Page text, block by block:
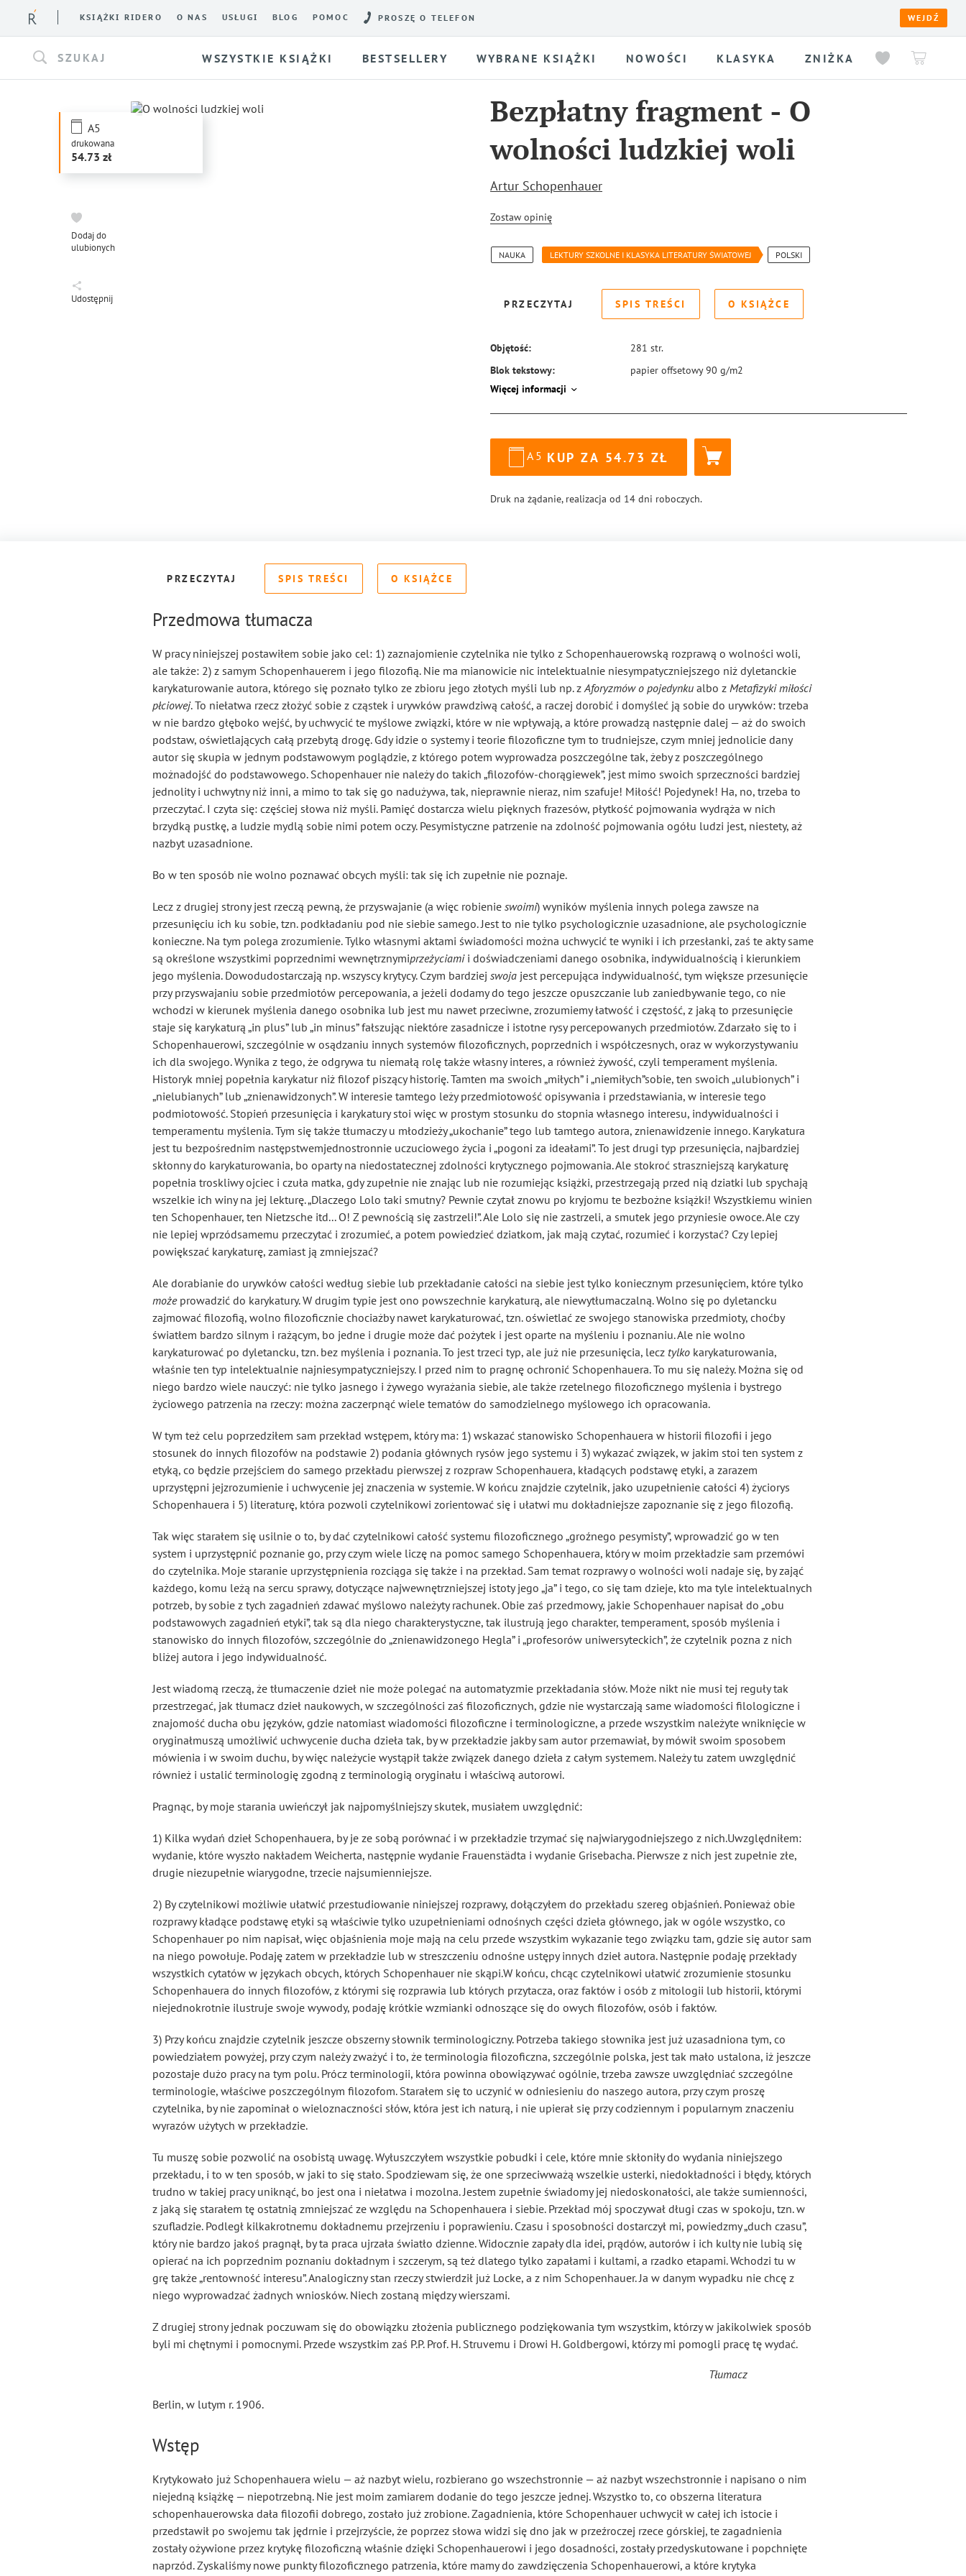
KSIĄŻKI RIDERO O NAS USŁUGI BLOG POMOC PROSZĘ O TELEFON WEJDŹ
SZUKAJ WSZYSTKIE KSIĄŻKI BESTSELLERY WYBRANE KSIĄŻKI NOWOŚCI KLASYKA ZNIŻKA
drukowana
A5
54.73
Dodaj do
ulubionych
Udostępnij
Bezpłatny fragment - O
wolności ludzkiej woli
Artur Schopenhauer
Zostaw opinię
NAUKA LEKTURY SZKOLNE I KLASYKA LITERATURY ŚWIATOWEJ POLSKI
PRZECZYTAJ SPIS TREŚCI O KSIĄŻCE
Objętość: 281 str.
Blok tekstowy:
papier offsetowy 90 g/m2
Format:
Okładka:
miękka
Rodzaj oprawy:
blok klejony
978-83-288-0865-2
Więcej informacji
A5 KUP ZA 54.73
Druk na żądanie, realizacja od 14 dni roboczych.
PRZECZYTAJ SPIS TREŚCI O KSIĄŻCE
Przedmowa tłumacza
W pracy niniejszej postawiłem sobie jako cel: 1) zaznajomienie czytelnika nie tylko z Schopenhauerowską rozprawą o wolności woli,
ale także: 2) z samym Schopenhauerem i jego filozofią. Nie ma mianowicie nic intelektualnie niesympatyczniejszego niż dyletanckie
karykaturowanie autora, którego się poznało tylko ze zbioru jego złotych myśli lub np. zAforyzmów o pojedynku albo z Metafizyki miłości
płciowej. To niełatwa rzecz złożyć sobie z cząstek i urywków prawdziwą całość, a raczej dorobić i domyśleć ją sobie do urywków: trzeba
w nie bardzo głęboko wejść, by uchwycić te myślowe związki, które w nie wpływają, a które prowadzą następnie dalej — aż do swoich
podstaw, oświetlających całą przebytą drogę. Gdy idzie o systemy i teorie filozoficzne tym to trudniejsze, czym mniej jednolicie dany
autor się skupia w jednym podstawowym poglądzie, z którego potem wyprowadza poszczególne tak, żeby z poszczególnego
możnadojść do podstawowego. Schopenhauer nie należy do takich „filozofów-chorągiewek”, jest mimo swoich sprzeczności bardziej
jednolity i uchwytnyniż inni, a mimo to tak się go nadużywa, tak, nieprawnie nieraz, nim szafuje! Miłość! Pojedynek! Ha, no, trzeba to
przeczytać. I czyta się: częściej słowa niż myśli. Pamięć dostarcza wielu pięknych frazesów, płytkość pojmowania wydrąża w nich
brzydką pustkę, a ludzie mydlą sobie nimi potem oczy. Pesymistyczne patrzenie na zdolność pojmowania ogółu ludzi jest, niestety, aż
nazbyt uzasadnione.
Bo w ten sposób nie wolno poznawać obcych myśli: tak się ich zupełnie nie poznaje.
Lecz z drugiej strony jest rzeczą pewną, że przyswajanie (a więc robienie swoimi) wyników myślenia innych polega zawsze na
przesunięciu ich ku sobie, tzn. podkładaniu pod nie siebie samego. Jest to nie tylko psychologicznie uzasadnione, ale psychologicznie
konieczne. Na tym polega zrozumienie. Tylko własnymi aktami świadomości można uchwycić te wyniki i ich przesłanki, zaś te akty same
są określone wszystkimi poprzednimi wewnętrznymiprzeżyciamii doświadczeniami danego osobnika, indywidualnością i kierunkiem
jego myślenia. Dowodudostarczają np. wszyscy krytycy. Czym bardziej swoja jest percepująca indywidualność, tym większe przesunięcie
przy przyswajaniu sobie przedmiotów percepowania, a jeżeli dodamy do tego jeszcze opuszczanie lub zaniedbywanie tego, co nie
wchodzi w kierunek myślenia danego osobnika lub jest mu nawet przeciwne, zrozumiemy łatwość i częstość, z jaką to przesunięcie
staje się karykaturą „in plus” lub „in minus” fałszując niektóre zasadnicze i istotne rysy percepowanych przedmiotów. Zdarzało się to i
Schopenhauerowi, szczególnie w osądzaniu innych systemów filozoficznych, poprzednich i współczesnych, oraz w wykorzystywaniu
ich dla swojego. Wynika z tego, że odgrywa tu niemałą rolę także własny interes, a również żywość, czyli temperament myślenia.
Historyk mniej popełnia karykatur niż filozof piszący historię. Tamten ma swoich „miłych” i „niemiłych”sobie, ten swoich „ulubionych” i
„nielubianych” lub „znienawidzonych”. W interesie tamtego leży przedmiotowość opisywania i przedstawiania, w interesie tego
podmiotowość. Stopień przesunięcia i karykatury stoi więc w prostym stosunku do stopnia własnego interesu, indywidualności i
temperamentu myślenia. Tym się także tłumaczy u młodzieży „ukochanie” tego lub tamtego autora, znienawidzenie innego. Karykatura
jest tu bezpośrednim następstwemjednostronnie uczuciowego życia i „pogoni za ideałami”. To jest drugi typ przesunięcia, najbardziej
skłonny do karykaturowania, bo oparty na niedostatecznej zdolności krytycznego pojmowania. Ale stokroć straszniejszą karykaturę
popełnia troskliwy ojciec i czuła matka, gdy zupełnie nie znając lub nie rozumiejąc książki, przestrzegają przed nią dziatki lub spychają
wszelkie ich winy na jej lekturę. „Dlaczego Lolo taki smutny? Pewnie czytał znowu po kryjomu te bezbożne książki! Wszystkiemu winien
ten Schopenhauer, ten Nietzsche itd... O! Z pewnością się zastrzeli!”. Ale Lolo się nie zastrzeli, a smutek jego przyniesie owoce. Ale czy
nie lepiej wprzódsamemu przeczytać i zrozumieć, a potem powiedzieć dziatkom, jak mają czytać, rozumieć i korzystać? Czy lepiej
powiększać karykaturę, zamiast ją zmniejszać?
Ale dorabianie do urywków całości według siebie lub przekładanie całości na siebie jest tylko koniecznym przesunięciem, które tylko
możeprowadzić do karykatury. W drugim typie jest ono powszechnie karykaturą, ale niewytłumaczalną. Wolno się po dyletancku
zajmować filozofią, wolno filozoficznie chociażby nawet karykaturować, tzn. oświetlać ze swojego stanowiska przedmioty, choćby
światłem bardzo silnym i rażącym, bo jedne i drugie może dać pożytek i jest oparte na myśleniu i poznaniu. Ale nie wolno
karykaturować po dyletancku, tzn. bez myślenia i poznania. To jest trzeci typ, ale już nie przesunięcia, lecz tylko karykaturowania,
właśnie ten typ intelektualnie najniesympatyczniejszy. I przed nim to pragnę ochronić Schopenhauera. To mu się należy. Można się od
niego bardzo wiele nauczyć: nie tylko jasnego i żywego wyrażania siebie, ale także rzetelnego filozoficznego myślenia i bystrego
życiowego patrzenia na rzeczy: można zaczerpnąć wiele tematów do samodzielnego myślowego ich opracowania.
W tym też celu poprzedziłem sam przekład wstępem, który ma: 1) wskazać stanowisko Schopenhauera w historii filozofii i jego
stosunek do innych filozofów na podstawie 2) podania głównych rysów jego systemu i 3) wykazać związek, w jakim stoi ten system z
etyką, co będzie przejściem do samego przekładu pierwszej z rozpraw Schopenhauera, kładących podstawę etyki, a zarazem
uprzystępni jejzrozumienie i uchwycenie jej znaczenia w systemie. W końcu znajdzie czytelnik, jako uzupełnienie całości 4) życiorys
Schopenhauera i 5) literaturę, która pozwoli czytelnikowi zorientować się i ułatwi mu dokładniejsze zapoznanie się z jego filozofią.
Tak więc starałem się usilnie o to, by dać czytelnikowi całość systemu filozoficznego „groźnego pesymisty”, wprowadzić go w ten
system i uprzystępnić poznanie go, przy czym wiele liczę na pomoc samego Schopenhauera, który w moim przekładzie sam przemówi
do czytelnika. Moje staranie uprzystępnienia rozciąga się także i na przekład. Sam temat rozprawy o wolności woli nadaje się, by zająć
każdego, komu leżą na sercu sprawy, dotyczące najwewnętrzniejszej istoty jego „ja” i tego, co się tam dzieje, kto ma tyle intelektualnych
potrzeb, by sobie z tych zagadnień zdawać myślowo należyty rachunek. Obie zaś przedmowy, jakie Schopenhauer napisał do „obu
podstawowych zagadnień etyki”, tak są dla niego charakterystyczne, tak ilustrują jego charakter, temperament, sposób myślenia i
stanowisko do innych filozofów, szczególnie do „znienawidzonego Hegla” i „profesorów uniwersyteckich”, że czytelnik pozna z nich
bliżej autora i jego indywidualność.
Jest wiadomą rzeczą, że tłumaczenie dzieł nie może polegać na automatyzmie przekładania słów. Może nikt nie musi tej reguły tak
przestrzegać, jak tłumacz dzieł naukowych, w szczególności zaś filozoficznych, gdzie nie wystarczają same wiadomości filologiczne i
znajomość ducha obu języków, gdzie natomiast wiadomości filozoficzne i terminologiczne, a przede wszystkim należyte wniknięcie w
oryginałmuszą umożliwić uchwycenie ducha dzieła tak, by w przekładzie jakby sam autor przemawiał, by mówił swoim sposobem
mówienia i w swoim duchu, by więc należycie wystąpił także związek danego dzieła z całym systemem. Należy tu zatem uwzględnić
również i ustalić terminologię zgodną z terminologią oryginału i właściwą autorowi.
Pragnąc, by moje starania uwieńczył jak najpomyślniejszy skutek, musiałem uwzględnić:
1) Kilka wydań dzieł Schopenhauera, by je ze sobą porównać i w przekładzie trzymać się najwiarygodniejszego z nich.Uwzględniłem:
wydanie, które wyszło nakładem Weicherta, następnie wydanie Frauenstädta i wydanie Grisebacha. Pierwsze z nich jest zupełnie złe,
drugie niezupełnie wiarygodne, trzecie najsumienniejsze.
2) By czytelnikowi możliwie ułatwić przestudiowanie niniejszej rozprawy, dołączyłem do przekładu szereg objaśnień. Ponieważ obie
rozprawy kładące podstawę etyki są właściwie tylko uzupełnieniami odnośnych części dzieła głównego, jak w ogóle wszystko, co
Schopenhauer po nim napisał, więc objaśnienia moje mają na celu przede wszystkim wykazanie tego związku tam, gdzie się autor sam
na niego powołuje. Podaję zatem w przekładzie lub w streszczeniu odnośne ustępy innych dzieł autora. Następnie podaję przekłady
wszystkich cytatów w językach obcych, których Schopenhauer nie skąpi.W końcu, chcąc czytelnikowi ułatwić zrozumienie stosunku
Schopenhauera do innych filozofów, z którymi się rozprawia lub których przytacza, oraz faktów i osób z mitologii lub historii, którymi
niejednokrotnie ilustruje swoje wywody, podaję krótkie wzmianki odnoszące się do owych filozofów, osób i faktów.
3) Przy końcu znajdzie czytelnik jeszcze obszerny słownik terminologiczny. Potrzeba takiego słownika jest już uzasadniona tym, co
powiedziałem powyżej, przy czym należy zważyć i to, że terminologia filozoficzna, szczególnie polska, jest tak mało ustalona, iż jeszcze
pozostaje dużo pracy na tym polu. Prócz terminologii, która powinna obowiązywać ogólnie, trzeba zawsze uwzględniać szczególne
terminologie, właściwe poszczególnym filozofom. Starałem się to uczynić w odniesieniu do naszego autora, przy czym proszę
czytelnika, by nie zapominał o wieloznaczności słów, która jest ich naturą, i nie upierał się przy codziennym i popularnym znaczeniu
wyrazów użytych w przekładzie.
Tu muszę sobie pozwolić na osobistą uwagę. Wyłuszczyłem wszystkie pobudki i cele, które mnie skłoniły do wydania niniejszego
przekładu, i to w ten sposób, w jaki to się stało. Spodziewam się, że one sprzeciwważą wszelkie usterki, niedokładności i błędy, których
trudno w takiej pracy uniknąć, bo jest ona i niełatwa i mozolna. Jestem zupełnie świadomy jej niedoskonałości, ale także sumienności,
z jaką się starałem tę ostatnią zmniejszać ze względu na Schopenhauera i siebie. Przekład mój spoczywał długi czas w spokoju, tzn. w
szufladzie. Podległ kilkakrotnemu dokładnemu przejrzeniu i poprawieniu. Czasu i sposobności dostarczył mi, powiedzmy „duch czasu”,
który nie bardzo jakoś pragnął, by ta praca ujrzała światło dzienne. Widocznie zapały dla idei, prądów, autorów i ich kulty nie lubią się
opierać na ich poprzednim poznaniu dokładnym i szczerym, są też dlatego tylko zapałami i kultami, a rzadko etapami. Wchodzi tu w
grę także „rentowność interesu”. Analogiczny stan rzeczy stwierdził już Locke, a z nim Schopenhauer. Ja w danym wypadku nie chcę z
niego wyprowadzać żadnych wniosków. Niech zostaną między wierszami.
Z drugiej strony jednak poczuwam się do obowiązku złożenia publicznego podziękowania tym wszystkim, którzy w jakikolwiek sposób
byli mi chętnymi i pomocnymi. Przede wszystkim zaś P.P. Prof. H. Struvemu i Drowi H. Goldbergowi, którzy mi pomogli pracę tę wydać.
Tłumacz
Berlin, w lutym r. 1906.
Wstęp
Krytykowało już Schopenhauera wielu — aż nazbyt wielu, rozbierano go wszechstronnie — aż nazbyt wszechstronnie i napisano o nim
niejedną książkę — niepotrzebną. Nie jest moim zamiarem dodanie do tego jeszcze jednej. Wszystko to, co obszerna literatura
schopenhauerowska dała filozofii dobrego, zostało już zrobione. Zagadnienia, które Schopenhauer uchwycił w całej ich istocie i
przedstawił po swojemu tak jędrnie i przejrzyście, że poprzez słowa widzi się dno jak w przeźroczej rzece górskiej, te zagadnienia
zostały ożywione przez krytykę filozoficzną właśnie dzięki Schopenhauerowi i jego dosadności, zostały przedyskutowane i popchnięte
naprzód. Zyskaliśmy nowe punkty filozoficznego patrzenia, które mamy do zawdzięczenia Schopenhauerowi, a które krytyka